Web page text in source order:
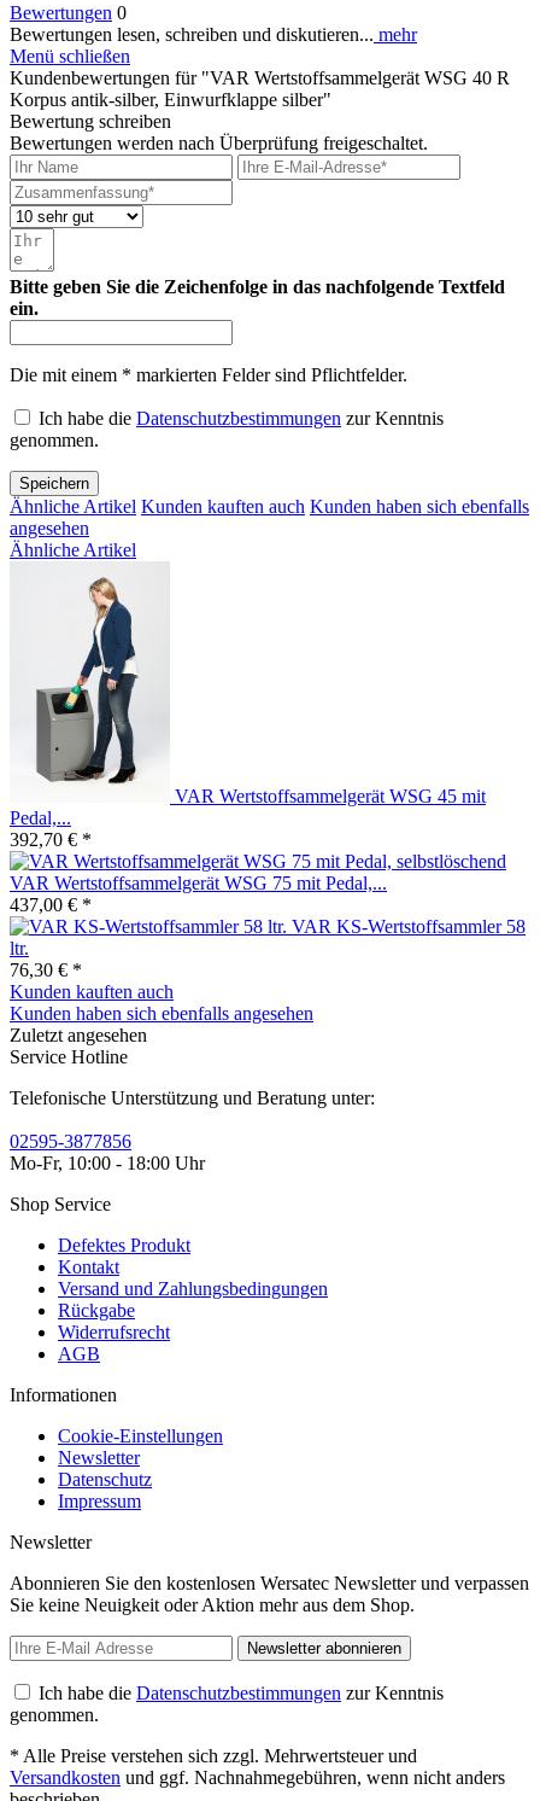
Bewertungen 0
Bewertungen lesen, schreiben und diskutieren... mehr
Menü schließen
Kundenbewertungen für "VAR Wertstoffsammelgerät WSG 40 R
Korpus antik-silber, Einwurfklappe silber"
Bewertung schreiben
Bewertungen werden nach Überprüfung freigeschaltet.
Bitte geben Sie die Zeichenfolge in das nachfolgende Textfeld
ein.
Die mit einem * markierten Felder sind Pflichtfelder.
Ich habe die Datenschutzbestimmungen zur Kenntnis
genommen.
Speichern
Ähnliche Artikel Kunden kauften auch Kunden haben sich ebenfalls
angesehen
Ähnliche Artikel
VAR Wertstoffsammelgerät WSG 45 mit
Pedal,...
392,70 € *
VAR Wertstoffsammelgerät WSG 75 mit Pedal,...
437,00 € *
VAR KS-Wertstoffsammler 58
ltr.
76,30 € *
Kunden kauften auch
Kunden haben sich ebenfalls angesehen
Zuletzt angesehen
Service Hotline
Telefonische Unterstützung und Beratung unter:
02595-3877856
Mo-Fr, 10:00 - 18:00 Uhr
Shop Service
Defektes Produkt
Kontakt
Versand und Zahlungsbedingungen
Rückgabe
Widerrufsrecht
AGB
Informationen
Cookie-Einstellungen
Newsletter
Datenschutz
Impressum
Newsletter
Abonnieren Sie den kostenlosen Wersatec Newsletter und verpassen
Sie keine Neuigkeit oder Aktion mehr aus dem Shop.
Newsletter abonnieren
Ich habe die Datenschutzbestimmungen zur Kenntnis
genommen.
* Alle Preise verstehen sich zzgl. Mehrwertsteuer und
Versandkosten und ggf. Nachnahmegebühren, wenn nicht anders